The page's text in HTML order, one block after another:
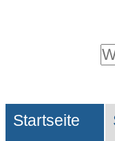
Website
Suche…
Sektionen
Startseite